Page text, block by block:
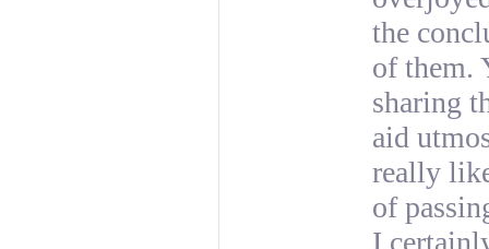
the
of them.
sharing
aid
really
of
I